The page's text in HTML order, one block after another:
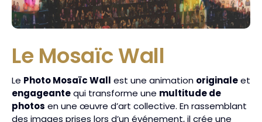
Le Mosaïc Wall
Le Photo Mosaïc Wall est une animation originaleet
engageantequi transforme une multitude de
photos en une œuvre d’art collective. En rassemblant
des images prises lors d’un événement, il crée une